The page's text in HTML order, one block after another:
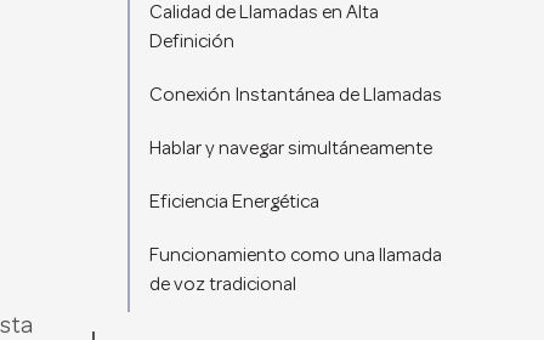
Calidad de Llamadas en Alta
Definición
Conexión Instantánea de Llamadas
Hablar y navegar simultáneamente
Eficiencia Energética
Funcionamiento como una llamada
de voz tradicional